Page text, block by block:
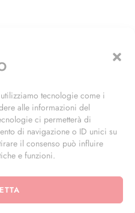
tecnologie come i
alle informazioni del
ci permetterà di
di navigazione o ID unici su
il consenso può influire
e funzioni.
Sul Naviglio (MI)